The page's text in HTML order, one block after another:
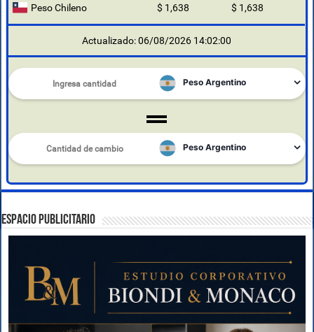
Peso Chileno $ 1,638 $ 1,638
Actualizado: 06/08/2026 14:02:00
ESPACIO PUBLICITARIO